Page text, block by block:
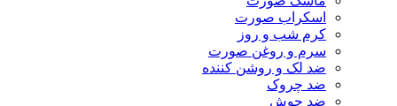
اسکراب صورت
کرم شب و روز
سرم و روغن صورت
ضد لک و روشن کننده
ضد چروک
ضد جوش